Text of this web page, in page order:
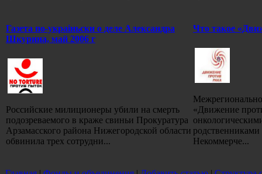
Газета по-украiньски о деле Александра
Шкурина, май 2006 г
Российские милиционеры убили на смерть
подозреваемого в краже свиньи Прокуратура
Арзамасского района Нижегородской области
обвинила трех сотрудни...
Что такое
«Движение
Некоммерче...